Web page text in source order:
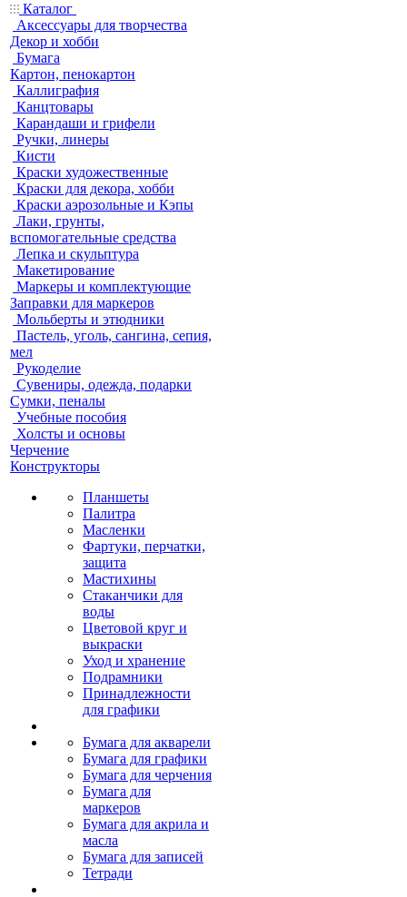
Каталог
Аксессуары для творчества
Декор и хобби
Бумага
Картон, пенокартон
Каллиграфия
Канцтовары
Карандаши и грифели
Ручки, линеры
Кисти
Краски художественные
Краски для декора, хобби
Краски аэрозольные и Кэпы
Лаки, грунты,
вспомогательные средства
Лепка и скульптура
Макетирование
Маркеры и комплектующие
Заправки для маркеров
Мольберты и этюдники
Пастель, уголь, сангина, сепия,
мел
Рукоделие
Сувениры, одежда, подарки
Сумки, пеналы
Учебные пособия
Холсты и основы
Черчение
Конструкторы
Планшеты
Палитра
Масленки
Фартуки, перчатки,
защита
Мастихины
Стаканчики для
воды
Цветовой круг и
выкраски
Уход и хранение
Подрамники
Принадлежности
для графики
Бумага для акварели
Бумага для графики
Бумага для черчения
Бумага для
маркеров
Бумага для акрила и
масла
Бумага для записей
Тетради